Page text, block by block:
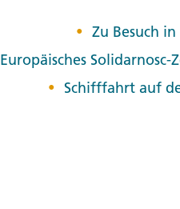
Zu Besuch
Europäisches
Schifffahrt auf